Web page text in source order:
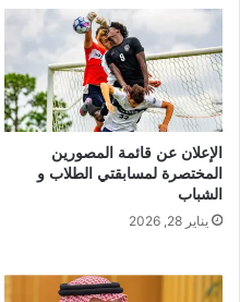
الإعلان عن قائمة المصورين
المختصرة لمسابقتي الطلاب و
الشباب
يناير 28, 2026